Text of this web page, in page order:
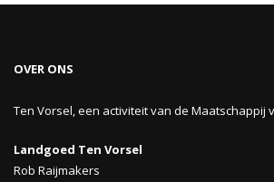
OVER ONS
Ten Vorsel, een activiteit van de Maatschappij
Landgoed Ten Vorsel
Rob Raijmakers